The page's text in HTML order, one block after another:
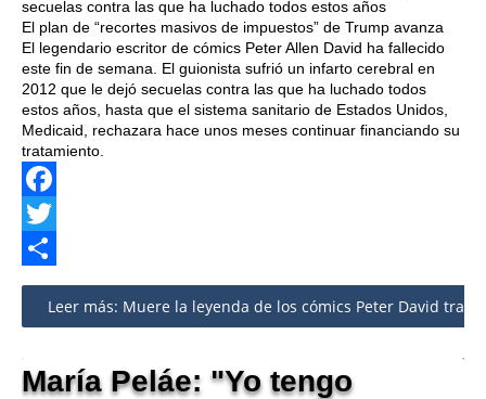
secuelas contra las que ha luchado todos estos años
El plan de “recortes masivos de impuestos” de Trump avanza
El legendario escritor de cómics Peter Allen David ha fallecido
este fin de semana. El guionista sufrió un infarto cerebral en
2012 que le dejó secuelas contra las que ha luchado todos
estos años, hasta que el sistema sanitario de Estados Unidos,
Medicaid, rechazara hace unos meses continuar financiando su
tratamiento.
Facebook
Twitter
Share
Leer más: Muere la leyenda de los cómics Peter David tras
María Peláe: "Yo tengo